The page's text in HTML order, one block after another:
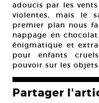
adoucis par les
violentes, mais le
premier plan nous
nappage en
énigmatique et
pour enfants
pouvoir sur les
Partager